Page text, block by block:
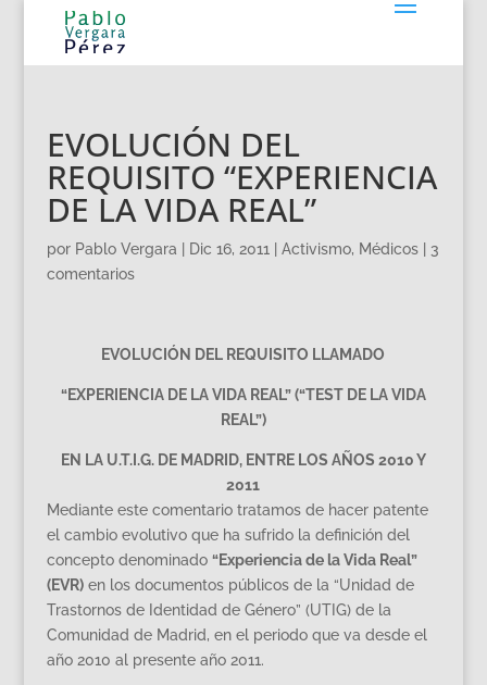
EVOLUCIÓN DEL
REQUISITO “EXPERIENCIA
DE LA VIDA REAL”
por Pablo Vergara Dic 16, 2011 Activismo, Médicos| 3
comentarios
EVOLUCIÓN DEL REQUISITO LLAMADO
“EXPERIENCIA DE LA VIDA REAL” (“TEST DE LA VIDA
REAL”)
EN LA U.T.I.G. DE MADRID, ENTRE LOS AÑOS 2010 Y
2011
Mediante este comentario tratamos de hacer patente
el cambio evolutivo que ha sufrido la definición del
concepto denominado “Experiencia de la Vida Real”
(EVR)en los documentos públicos de la “Unidad de
Trastornos de Identidad de Género” (UTIG) de la
Comunidad de Madrid, en el periodo que va desde el
año 2010 al presente año 2011.